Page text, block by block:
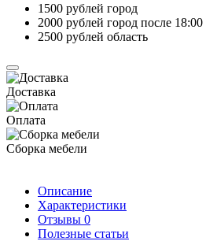
1500 рублей город
2000 рублей город после 18:00
2500 рублей область
Доставка
Оплата
Сборка мебели
Описание
Характеристики
Отзывы 0
Полезные статьи